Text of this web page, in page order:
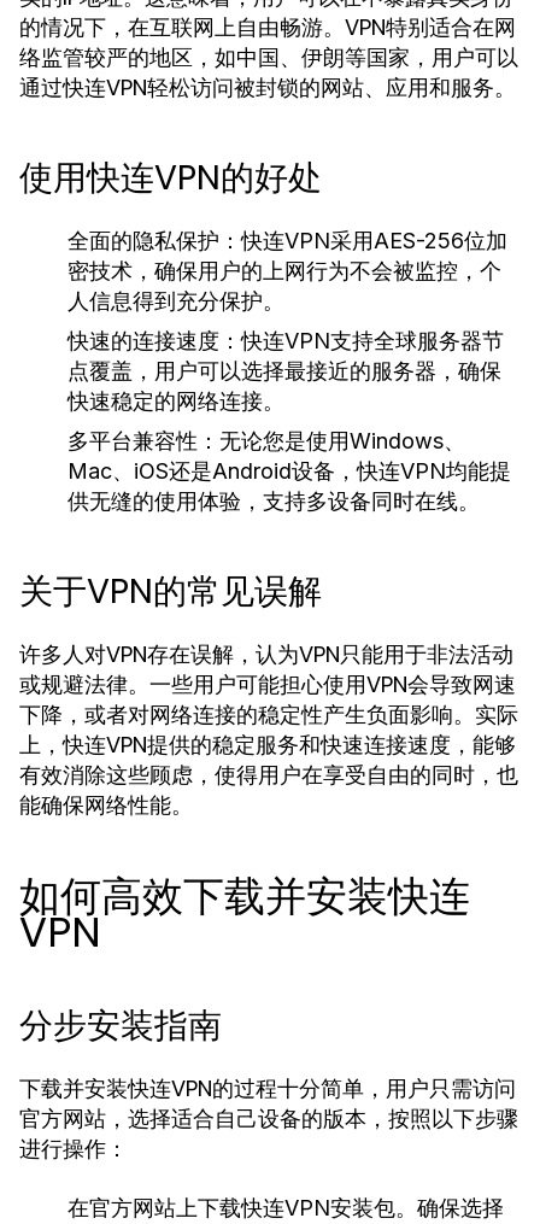
的情况下，在互联网上自由畅游。VPN特别适合在网
络监管较严的地区，如中国、伊朗等国家，用户可以
通过快连VPN轻松访问被封锁的网站、应用和服务。
使用快连VPN的好处
全面的隐私保护：快连VPN采用AES-256位加
密技术，确保用户的上网行为不会被监控，个
人信息得到充分保护。
快速的连接速度：快连VPN支持全球服务器节
点覆盖，用户可以选择最接近的服务器，确保
快速稳定的网络连接。
多平台兼容性： 无论您是使用Windows、
Mac、iOS还是Android设备，快连VPN均能提
供无缝的使用体验，支持多设备同时在线。
关于VPN的常见误解
许多人对VPN存在误解，认为VPN只能用于非法活动
或规避法律。一些用户可能担心使用VPN会导致网速
下降，或者对网络连接的稳定性产生负面影响。实际
上，快连VPN提供的稳定服务和快速连接速度，能够
有效消除这些顾虑，使得用户在享受自由的同时，也
能确保网络性能。
如何高效下载并安装快连
VPN
分步安装指南
下载并安装快连VPN的过程十分简单，用户只需访问
官方网站，选择适合自己设备的版本，按照以下步骤
进行操作：
在官方网站上下载快连VPN安装包。确保选择